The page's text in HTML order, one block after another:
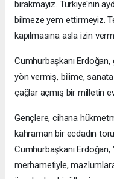
bırakmayız. Türkiye'nin
bilmeze yem ettirmeyiz.
kapılmasına asla izin
Cumhurbaşkanı
yön vermiş, bilime,
çağlar açmış bir milletin
Gençlere, cihana
kahraman bir ecdadın
Cumhurbaşkanı Erdoğan,
merhametiyle,